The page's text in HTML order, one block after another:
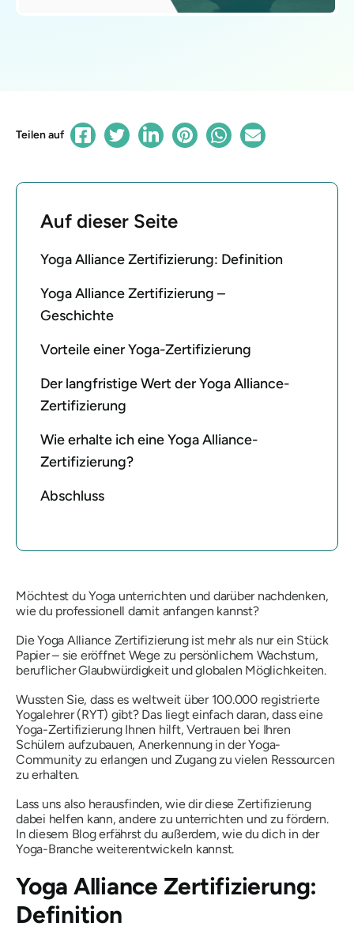
Teilen auf
Auf dieser Seite
Yoga Alliance Zertifizierung: Definition
Yoga Alliance Zertifizierung –
Geschichte
Vorteile einer Yoga-Zertifizierung
Der langfristige Wert der Yoga Alliance-
Zertifizierung
Wie erhalte ich eine Yoga Alliance-
Zertifizierung?
Abschluss
Möchtest du Yoga unterrichten und darüber nachdenken,
wie du professionell damit anfangen kannst?
Die Yoga Alliance Zertifizierung ist mehr als nur ein Stück
Papier – sie eröffnet Wege zu persönlichem Wachstum,
beruflicher Glaubwürdigkeit und globalen Möglichkeiten.
Wussten Sie, dass es weltweit über 100.000 registrierte
Yogalehrer (RYT) gibt? Das liegt einfach daran, dass eine
Yoga-Zertifizierung Ihnen hilft, Vertrauen bei Ihren
Schülern aufzubauen, Anerkennung in der Yoga-
Community zu erlangen und Zugang zu vielen Ressourcen
zu erhalten.
Lass uns also herausfinden, wie dir diese Zertifizierung
dabei helfen kann, andere zu unterrichten und zu fördern.
In diesem Blog erfährst du außerdem, wie du dich in der
Yoga-Branche weiterentwickeln kannst.
Yoga Alliance Zertifizierung:
Definition